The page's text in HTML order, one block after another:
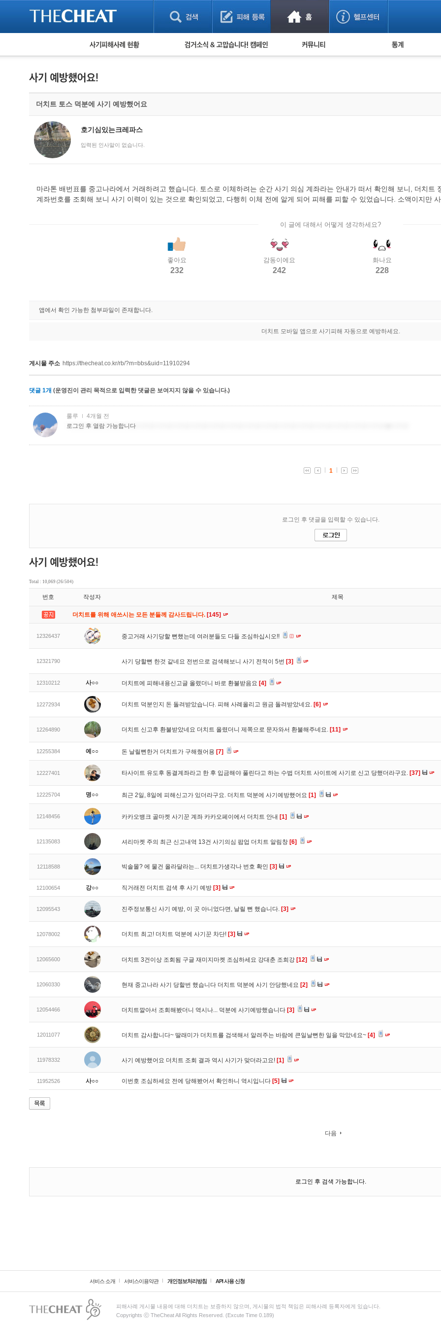
피해사례 현황
게임 · 비실물 피해사례
보이스피싱 피해사례
유해사이트 목록
비공개 피해사례
워킹홀리데이 피해사례
검거 소식 사기 예방했어요! 누적 피해사례 통계
더치트 토스 덕분에 사기 예방했어요
호기심있는크레파스
입력된 인사말이 없습니다.
마라톤 배번표를 중고나라에서 거래하려고 했습니다. 토스로 이체하려는 순간 사기 의심 계좌라는 안내가 떠서 확인해 보니, 더치
계좌번호를 조회해 보니 사기 이력이 있는 것으로 확인되었고, 다행히 이체 전에 알게 되어 피해를 피할 수 있었습니다. 소액이지만
이 글에 대해서 어떻게 생각하세요?
좋아요
232
감동이에요
242
화나요
228
앱에서 확인 가능한 첨부파일이 존재합니다.
더치트 모바일 앱으로 사기피해 자동으로 예방하세요.
게시물 주소 https://thecheat.co.kr/rb/?m=bbs&uid=11910294
댓글 1개 (운영진이 관리 목적으로 입력한 댓글은 보여지지 않을 수 있습니다.)
Total : 10,069 (26/504)
번호 작성자 제목
더치트를 위해 애쓰시는 모든 분들께 감사드립니다. [145]
12326437 중고거래 사기당할 뻔했는데 여러분들도 다들 조심하십시오!!
12321790 사기 당할뻔 한것 같네요 전번으로 검색해보니 사기 전적이 5번 [3]
12310212 사○○ 더치트에 피해내용신고글 올렸더니 바로 환불받음요 [4]
12272934 더치트 덕분인지 돈 돌려받았습니다. 피해 사례올리고 원금 돌려받았네요. [6]
12264890 더치트 신고후 환불받았네요 더치트 올렸더니 제쪽으로 문자와서 환불해주네요. [11]
12255384 예○○ 돈 날릴뻔한거 더치트가 구해줬어용 [7]
12227401 타사이트 유도후 동결계좌라고 한 후 입금해야 풀린다고 하는 수법 더치트 사이트에 사기로 신고 당했더라구요. [37]
12225704 명○○ 최근 2일, 8일에 피해신고가 있더라구요. 더치트 덕분에 사기예방했어요 [1]
12148456 카카오뱅크 골마켓 사기꾼 계좌 카카오페이에서 더치트 안내 [1]
12135083 셔리마켓 주의 최근 신고내역 13건 사기의심 팝업 더치트 알림창 [6]
12118588 빅솔몰? 에 물건 올라달라는... 더치트가생각나 번호 확인 [3]
12100654 강○○ 직거래전 더치트 검색 후 사기 예방 [3]
12095543 진주정보통신 사기 예방, 이 곳 아니었다면, 날릴 뻔 했습니다. [3]
12078002 더치트 최고! 더치트 덕분에 사기꾼 차단! [3]
12065600 더치트 3건이상 조회됨 구글 재미지마켓 조심하세요 강대춘 조희강 [12]
12060330 현재 중고나라 사기 당할번 했습니다 더치트 덕분에 사기 안당했네요 [2]
12054466 더치트깔아서 조회해봤더니 역시나... 덕분에 사기예방했습니다 [3]
12011077 더치트 감사합니다~ 딸래미가 더치트를 검색해서 알려주는 바람에 큰일날뻔한 일을 막았네요~ [4]
11978332 사기 예방했어요 더치트 조회 결과 역시 사기가 맞더라고요! [1]
11952526 사○○ 이번호 조심하세요 전에 당해봤어서 확인하니 역시입니다 [5]
다음
로그인 후 검색 가능합니다.
서비스 소개 서비스이용약관 개인정보처리방침 API 사용 신청
피해사례 게시물 내용에 대해 더치트는 보증하지 않으며, 게시물의 법적 책임은 피해사례 등록자에게 있습니다.
Copyrights ⓒ TheCheat All Rights Reserved. (Excute Time 0.189)